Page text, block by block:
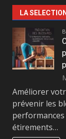
LA
Améliorer
prévenir les
étirements…